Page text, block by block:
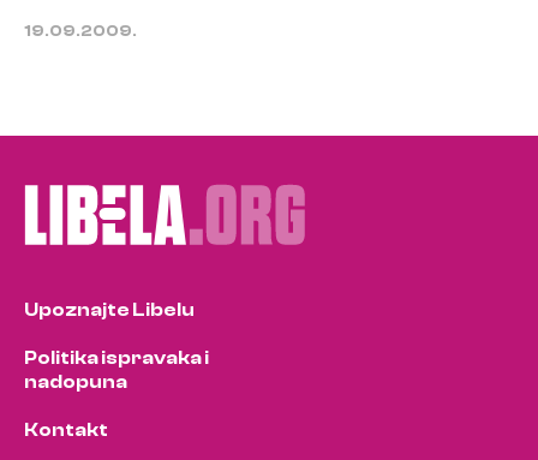
19.09.2009.
Upoznajte Libelu
Politika ispravaka i
nadopuna
Kontakt